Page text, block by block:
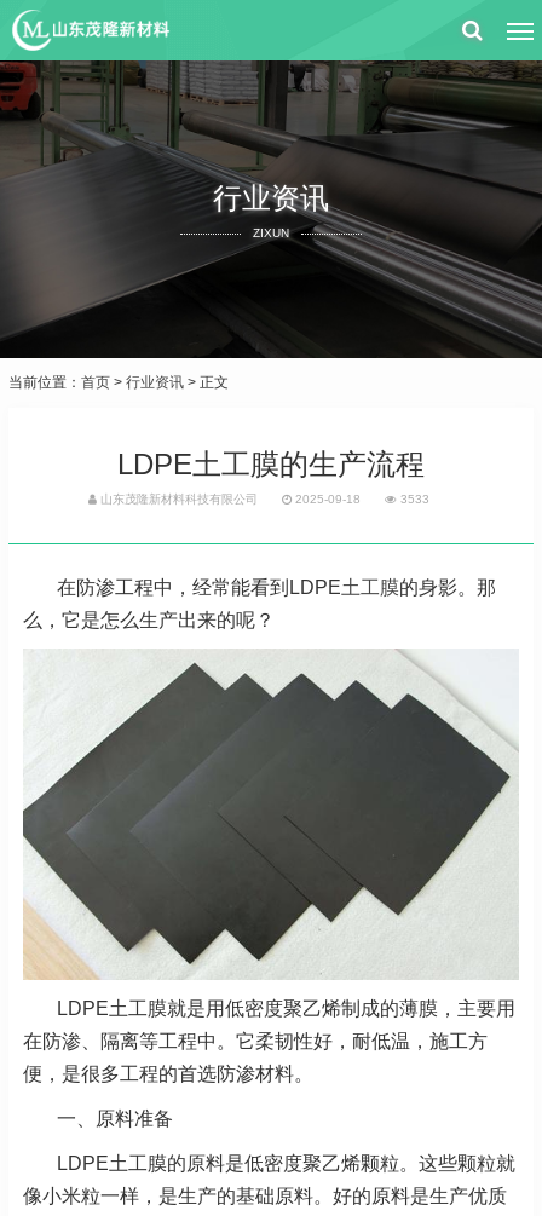
行业资讯
ZIXUN
当前位置： 首页 > 行业资讯 > 正文
LDPE土工膜的生产流程
山东茂隆新材料科技有限公司 2025-09-18 3533
在防渗工程中，经常能看到LDPE土工膜的身影。那
么，它是怎么生产出来的呢？
LDPE土工膜就是用低密度聚乙烯制成的薄膜，主要用
在防渗、隔离等工程中。它柔韧性好，耐低温，施工方
便，是很多工程的首选防渗材料。
一、原料准备
LDPE土工膜的原料是低密度聚乙烯颗粒。这些颗粒就
像小米粒一样，是生产的基础原料。好的原料是生产优质